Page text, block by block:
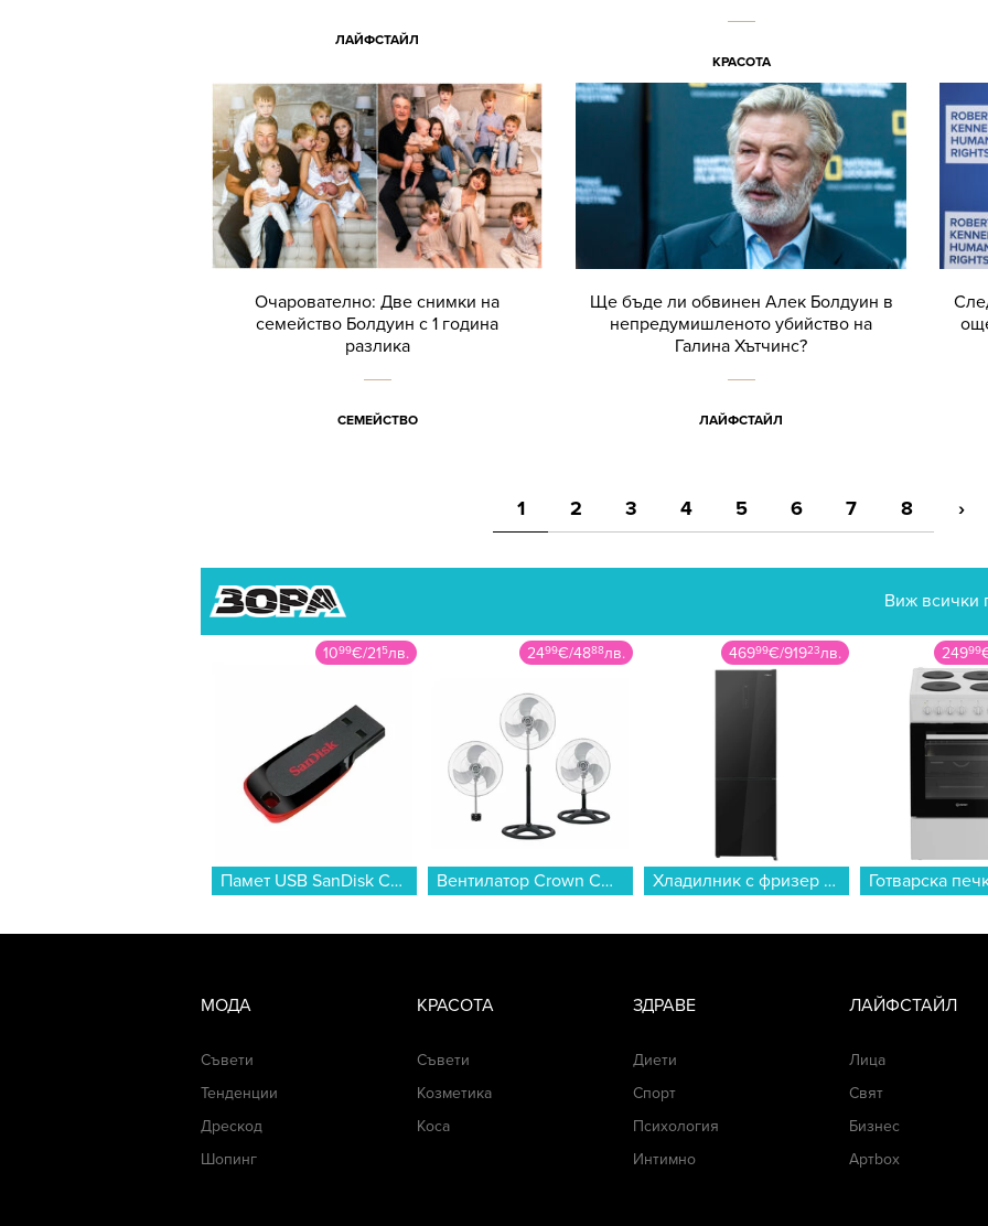
ЛАЙФСТАЙЛ
КРАСОТА
Очарователно: Две снимки на
семейство Болдуин с 1 година
разлика
СЕМЕЙСТВО
Ще бъде ли обвинен Алек Болдуин в
непредумишленото убийство на
Галина Хътчинс?
ЛАЙФСТАЙЛ
1 2 3 4 5 6 7 8 ›
Виж всички
1099€/215лв.
Памет USB SanDisk CRUZER BLADE 32 GB SDCZ50-032G-B35...
2499€/4888лв.
Вентилатор Crown CMF-1831 , 75 W...
46999€/91923лв.
Хладилник с фризер Finlux FBN340B GLASS , 322 l, E , No Frost , Черно стъкло...
24999
МОДА
Съвети
Тенденции
Дрескод
Шопинг
КРАСОТА
Съвети
Козметика
Коса
ЗДРАВЕ
Диети
Спорт
Психология
Интимно
ЛАЙФСТАЙЛ
Лица
Свят
Бизнес
Артbox